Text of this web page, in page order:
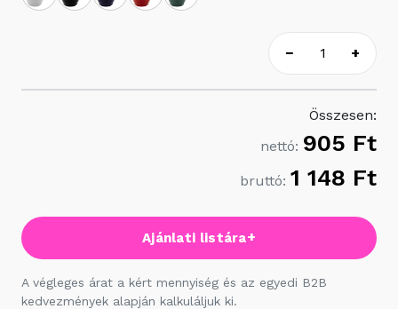
− +
Összesen:
nettó: 905 Ft
bruttó: 1 148 Ft
Ajánlati listára+
A végleges árat a kért mennyiség és az egyedi B2B
kedvezmények alapján kalkuláljuk ki.